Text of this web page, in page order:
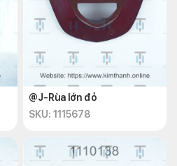
@J-Rùa lớn đỏ
SKU: 1115678